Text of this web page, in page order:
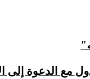
مع الدعوة إلى